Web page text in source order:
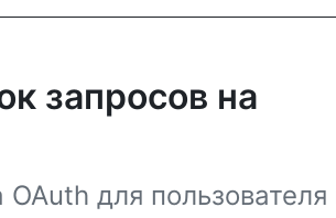
запросов на
для пользователя